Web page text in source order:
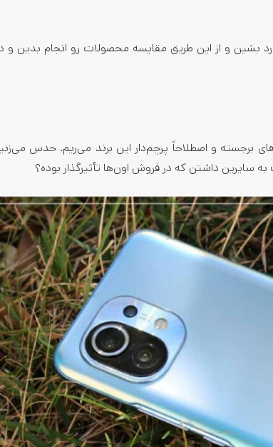
بشین و از این طریق مقایسه محصولات رو انجام بدین و
برجسته و اصطلاحاً پرچم‌دار این برند می‌ریم. حدس
داشتن که در فروش اون‌ها تأثیرگذار بوده؟